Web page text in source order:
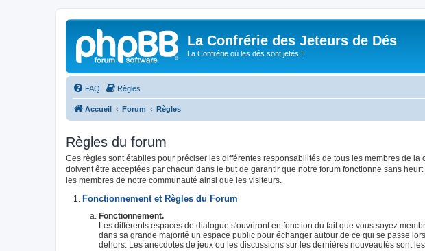
La Confrérie des Jeteurs de Dés
La Confrérie où les dés sont jetés !
FAQ Règles
Accueil Forum Règles
Règles du forum
Ces règles sont établies pour préciser les différentes responsabilités de tous les membres de
doivent être acceptées par chacun dans le but de garantir que notre forum fonctionne sans
les membres de notre communauté ainsi que les visiteurs.
Fonctionnement et Règles du Forum
Fonctionnement.
Les différents espaces de dialogue s'ouvriront en fonction du fait que vous soyez
dans sa grande majorité un espace public pour échanger autour de ce qui se passe
dehors. Les anecdotes de jeux ou les discussions sur les dernières nouveautés sont